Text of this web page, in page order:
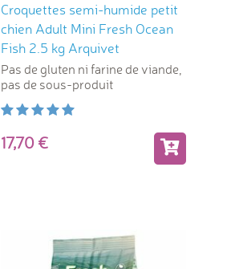
Croquettes semi-humide petit
chien Adult Mini Fresh Ocean
Fish 2.5 kg Arquivet
Pas de gluten ni farine de viande,
pas de sous-produit
17,70